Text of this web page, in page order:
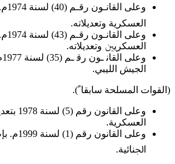
ﺍﻟﻌﺴﻜﺮﻳﺔ ﻭﺗﻌﺪﻳﻼﺗﻪ.
ﺍﻟﻌﺴﻜﺮﻳﲔ ﻭﺗﻌﺪﻳﻼﺗﻪ.
الجيش الليبي.
(القوات المسلحة ﺳﺎﺑﻘﺎﹰ).
ﻭﻋﻠﻰ
ﺍﻟﻌﺴﻜﺮﻳﺔ.
ﻭﻋﻠﻰ
ﺍﳉﻨﺎﺋﻴﺔ.